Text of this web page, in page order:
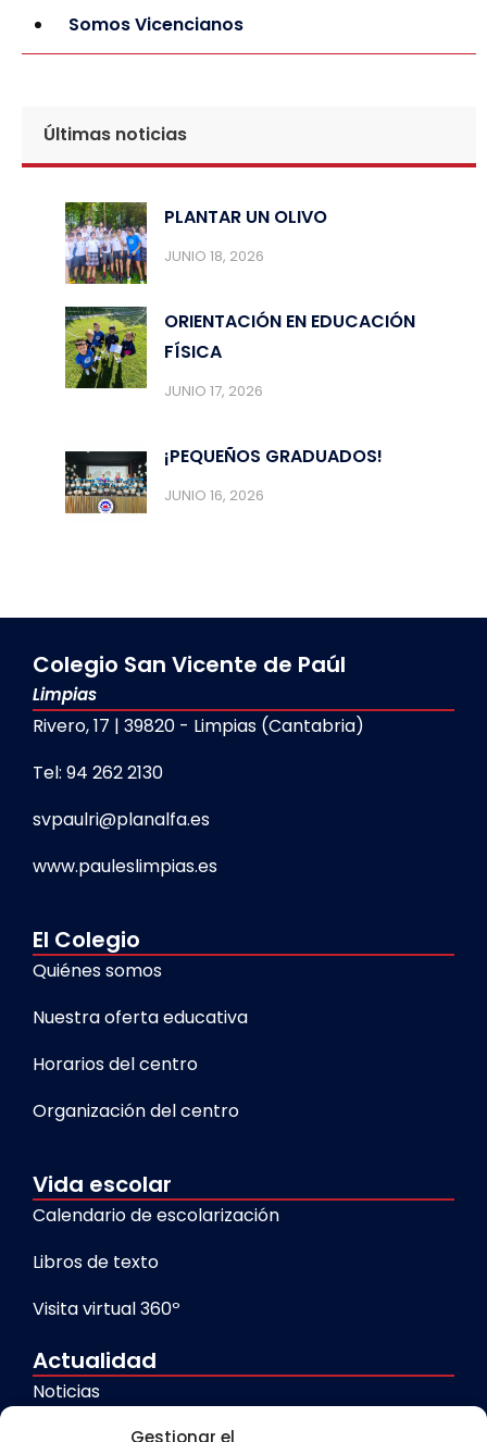
Gestionar el
Somos Vicencianos
Últimas noticias
PLANTAR UN OLIVO
JUNIO 18, 2026
ORIENTACIÓN EN EDUCACIÓN
FÍSICA
JUNIO 17, 2026
¡PEQUEÑOS GRADUADOS!
JUNIO 16, 2026
Colegio San Vicente de Paúl
Limpias
Rivero, 17 | 39820 - Limpias (Cantabria)
Tel: 94 262 2130
svpaulri@planalfa.es
www.pauleslimpias.es
El Colegio
Quiénes somos
Nuestra oferta educativa
Horarios del centro
Organización del centro
Vida escolar
Calendario de escolarización
Libros de texto
Visita virtual 360º
Actualidad
Noticias